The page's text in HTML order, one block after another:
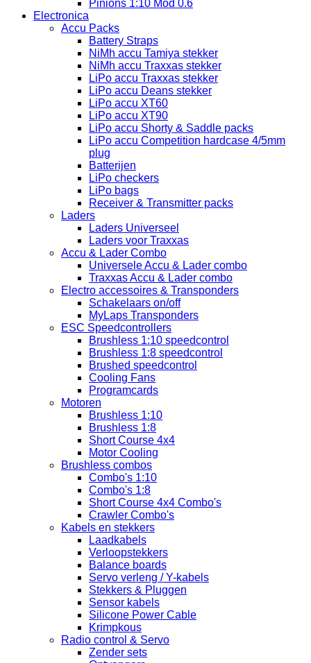
Pinions 1:10 Mod 0.6
Electronica
Accu Packs
Battery Straps
NiMh accu Tamiya stekker
NiMh accu Traxxas stekker
LiPo accu Traxxas stekker
LiPo accu Deans stekker
LiPo accu XT60
LiPo accu XT90
LiPo accu Shorty & Saddle packs
LiPo accu Competition hardcase 4/5mm
plug
Batterijen
LiPo checkers
LiPo bags
Receiver & Transmitter packs
Laders
Laders Universeel
Laders voor Traxxas
Accu & Lader Combo
Universele Accu & Lader combo
Traxxas Accu & Lader combo
Electro accessoires & Transponders
Schakelaars on/off
MyLaps Transponders
ESC Speedcontrollers
Brushless 1:10 speedcontrol
Brushless 1:8 speedcontrol
Brushed speedcontrol
Cooling Fans
Programcards
Motoren
Brushless 1:10
Brushless 1:8
Short Course 4x4
Motor Cooling
Brushless combos
Combo's 1:10
Combo's 1:8
Short Course 4x4 Combo's
Crawler Combo's
Kabels en stekkers
Laadkabels
Verloopstekkers
Balance boards
Servo verleng / Y-kabels
Stekkers & Pluggen
Sensor kabels
Silicone Power Cable
Krimpkous
Radio control & Servo
Zender sets